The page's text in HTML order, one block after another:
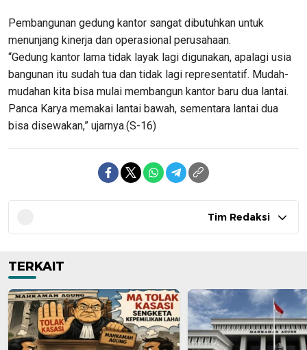
Pembangunan gedung kantor sangat dibutuhkan untuk
menunjang kinerja dan operasional perusahaan.
“Gedung kantor lama tidak layak lagi digunakan, apalagi usia
bangunan itu sudah tua dan tidak lagi representatif. Mudah-
mudahan kita bisa mulai membangun kantor baru dua lantai.
Panca Karya memakai lantai bawah, sementara lantai dua
bisa disewakan,” ujarnya.(S-16)
Tim Redaksi
TERKAIT